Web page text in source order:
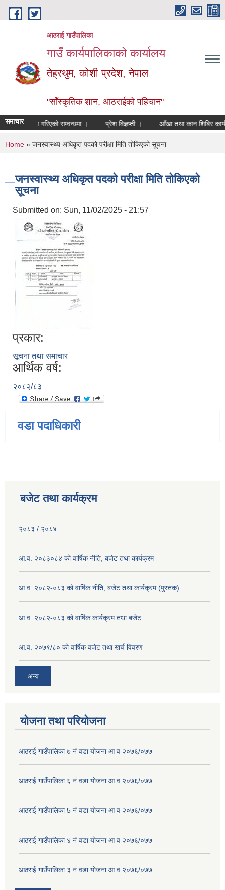
Skip to main content
आठराई गाउँपालिका
गाउँ कार्यपालिकाको कार्यालय
तेह्रथुम, कोशी प्रदेश, नेपाल
"साँस्कृतिक शान, आठराईको पहिचान"
समाचार
आव्हान गरिएको सम्वन्धमा । प्रेश विज्ञप्ती । आँखा तथा कान शिबिर
You are here
Home » जनस्वास्थ्य अधिकृत पदको परीक्षा मिति तोकिएको सूचना
जनस्वास्थ्य अधिकृत पदको परीक्षा मिति तोकिएको
सूचना
Submitted on: Sun, 11/02/2025 - 21:57
प्रकार:
सूचना तथा समाचार
आर्थिक वर्ष:
२०८२/८३
वडा पदाधिकारी
बजेट तथा कार्यक्रम
२०८३ / २०८४
आ.व. २०८३०८४ को वार्षिक नीति, बजेट तथा कार्यक्रम
आ.व. २०८२-०८३ को वार्षिक नीति, बजेट तथा कार्यक्रम (पुस्तक)
आ.व. २०८२-०८३ को वार्षिक कार्यक्रम तथा बजेट
आ.व. २०७९/८० को वार्षिक वजेट तथा खर्च विवरण
अन्य
योजना तथा परियोजना
आठराई गाउँपालिका ७ नं वडा योजना आ व २०७६/०७७
आठराई गाउँपालिका ६ नं वडा योजना आ व २०७६/०७७
आठराई गाउँपालिका 5 नं वडा योजना आ व २०७६/०७७
आठराई गाउँपालिका ४ नं वडा योजना आ व २०७६/०७७
आठराई गाउँपालिका ३ नं वडा योजना आ व २०७६/०७७